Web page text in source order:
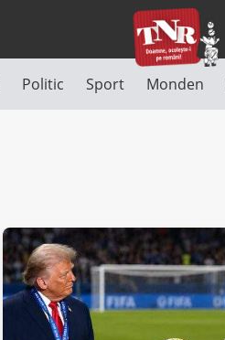
Politic Sport Monden